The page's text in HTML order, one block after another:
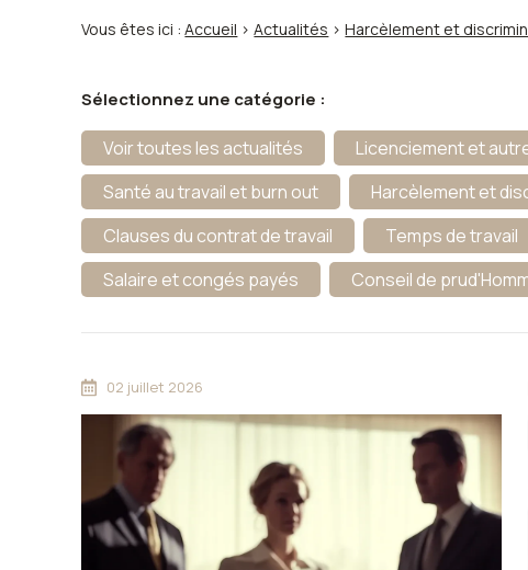
Vous êtes ici : Accueil >Actualités >Harcèlement et
Sélectionnez une catégorie :
Voir toutes les actualités
Licenciement et
Santé au travail et burn out
Harcèlement et
Clauses du contrat de travail
Temps de travail
Salaire et congés payés
Conseil de
02 juillet 2026